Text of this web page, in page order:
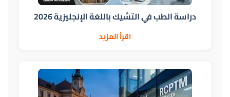
دراسة الطب في التشيك باللغة الإنجليزية 2026
اقرأ المزيد